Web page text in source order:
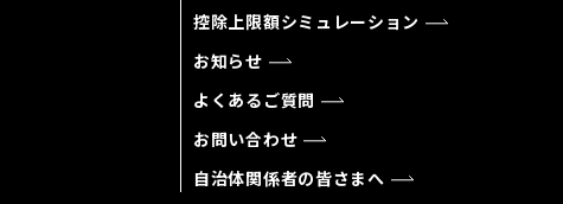
控除上限額シミュレーション
お知らせ
よくあるご質問
お問い合わせ
自治体関係者の皆さまへ